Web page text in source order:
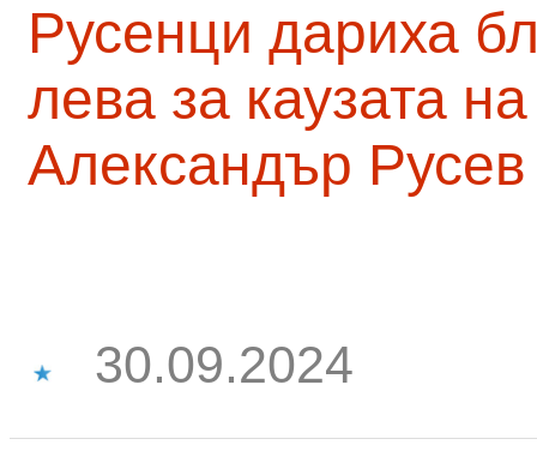
Русенци дариха
лева за каузата
Александър Русев
30.09.2024